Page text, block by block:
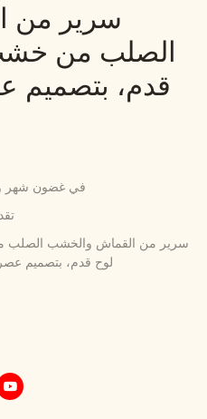
سرير من
الصلب من
قدم، بتصميم
في غضون شهر
سرير من القماش والخشب الصلب
لوح قدم، بتصميم